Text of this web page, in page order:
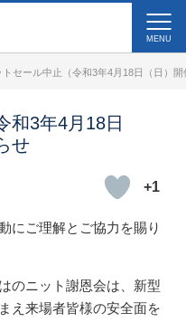
MENU
トセール中止（令和3年4月18日（日）
和3年4月18日
せ
+1
にご理解とご協力を賜り
のニット謝恩会は、新型
え来場者皆様の安全面を